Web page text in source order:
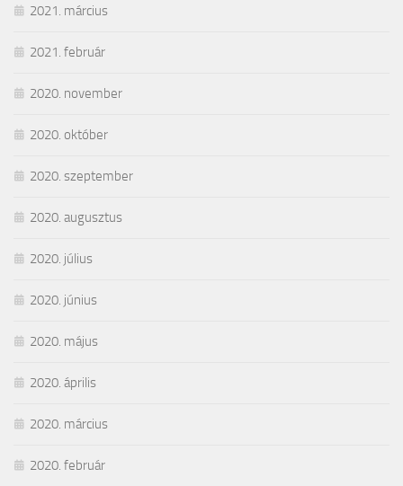
2021. március
2021. február
2020. november
2020. október
2020. szeptember
2020. augusztus
2020. július
2020. június
2020. május
2020. április
2020. március
2020. február